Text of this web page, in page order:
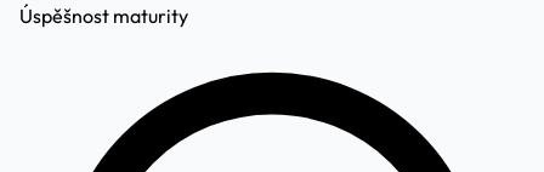
Úspěšnost maturity